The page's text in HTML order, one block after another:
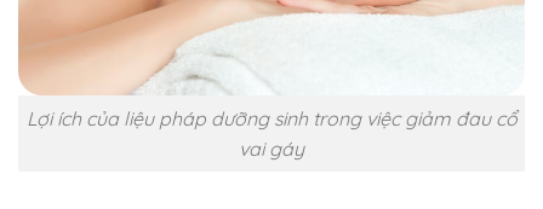
Lợi ích của liệu pháp dưỡng sinh trong việc giảm đau cổ
vai gáy